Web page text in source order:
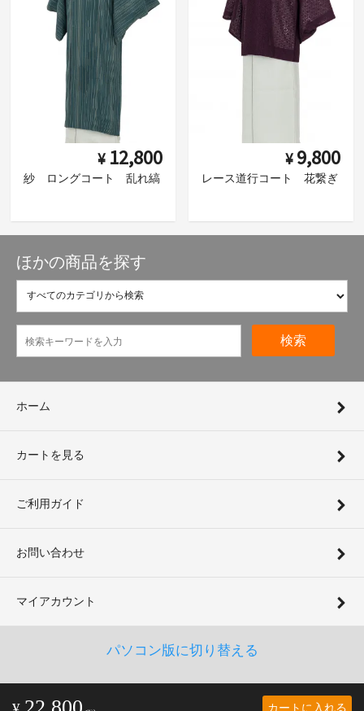
カートに入れる
¥ 12,800
紗 ロングコート 乱れ縞
¥ 9,800
レース道行コート 花繋ぎ
ほかの商品を探す
検索
ホーム
カートを見る
ご利用ガイド
お問い合わせ
マイアカウント
パソコン版に切り替える